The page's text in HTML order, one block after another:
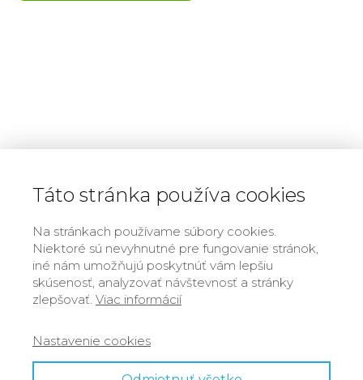
Autorská práva
Ochrana osobných údajov
Táto stránka používa cookies
Na stránkach používame súbory cookies.
Niektoré sú nevyhnutné pre fungovanie stránok,
iné nám umožňujú poskytnúť vám lepšiu
skúsenosť, analyzovať návštevnosť a stránky
zlepšovať. Viac informácií
Nastavenie cookies